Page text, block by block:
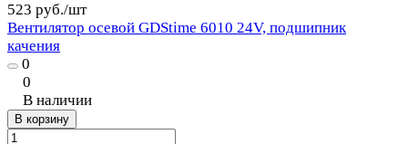
523 руб./шт
Вентилятор осевой GDStime 6010 24V, подшипник
качения
0
0
В наличии
В корзину